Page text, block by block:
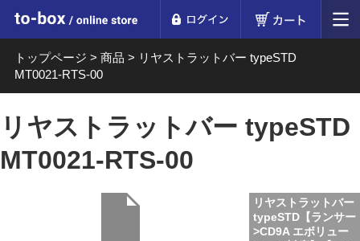
to-box online store
トップページ > 商品 > リヤストラットバー typeSTD
MT0021-RTS-00
リヤストラットバー typeSTD
MT0021-RTS-00
リヤストラットバー
typeSTD【ランサー
>CD9A エボリュー